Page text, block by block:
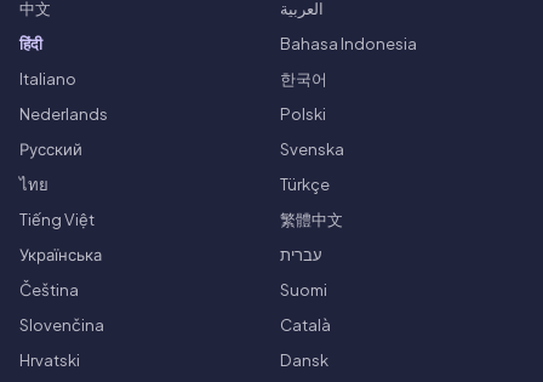
中文
العربية
हिंदी
Bahasa Indonesia
Italiano
한국어
Nederlands
Polski
Русский
Svenska
ไทย
Türkçe
Tiếng Việt
繁體中文
Українська
עברית
Čeština
Suomi
Slovenčina
Català
Hrvatski
Dansk